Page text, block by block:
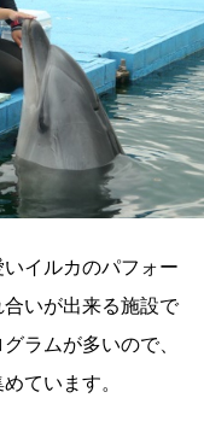
いイルカのパフォー
いが出来る施設で
ラムが多いので、
ています。